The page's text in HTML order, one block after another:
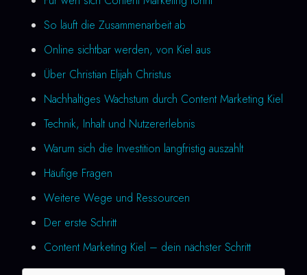
So läuft die Zusammenarbeit ab
Online sichtbar werden, von Kiel aus
Über Christian Elijah Christus
Nachhaltiges Wachstum durch Content Marketing Kiel
Technik, Inhalt und Nutzererlebnis
Warum sich die Investition langfristig auszahlt
Häufige Fragen
Weitere Wege und Ressourcen
Der erste Schritt
Content Marketing Kiel – dein nächster Schritt